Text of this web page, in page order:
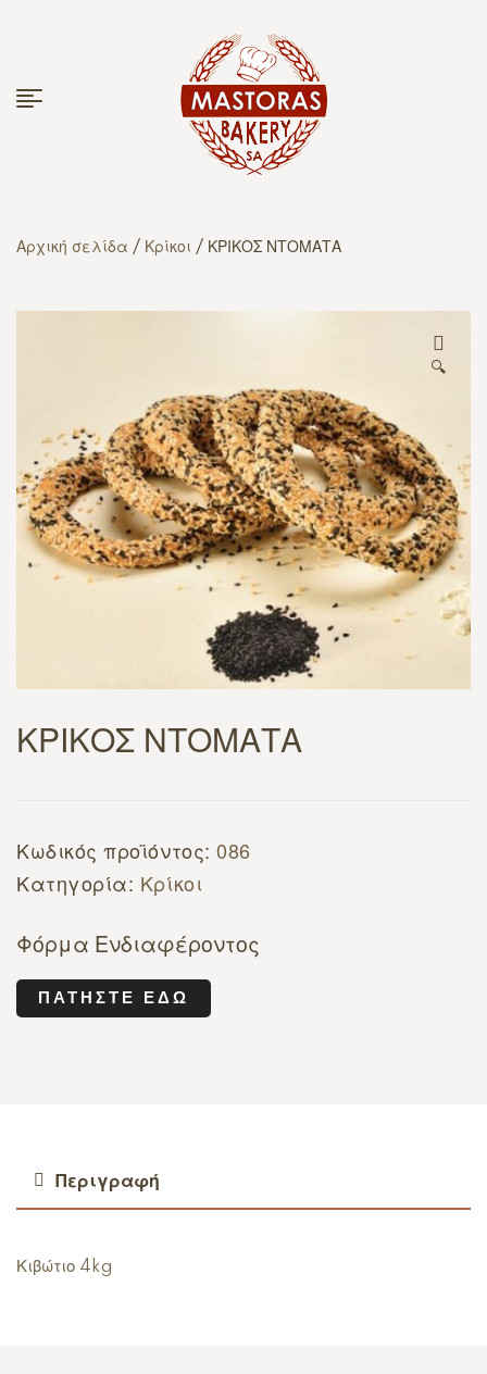
Αρχική σελίδα / Κρίκοι / ΚΡΙΚΟΣ ΝΤΟΜΑΤΑ
🔍
ΚΡΙΚΟΣ ΝΤΟΜΑΤΑ
Κωδικός προϊόντος:086
Κατηγορία: Κρίκοι
Φόρμα Ενδιαφέροντος
ΠΑΤΉΣΤΕ ΕΔΏ
Περιγραφή
Κιβώτιο 4kg